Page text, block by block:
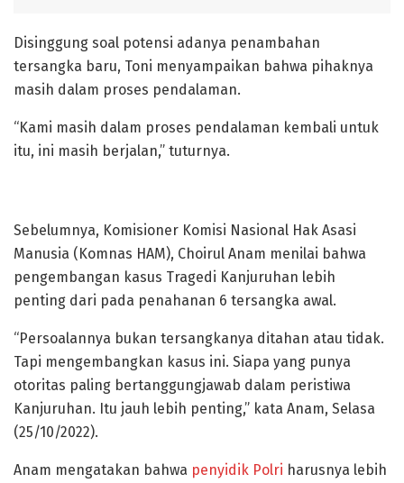
Disinggung soal potensi adanya penambahan
tersangka baru, Toni menyampaikan bahwa pihaknya
masih dalam proses pendalaman.
“Kami masih dalam proses pendalaman kembali untuk
itu, ini masih berjalan,” tuturnya.
Sebelumnya, Komisioner Komisi Nasional Hak Asasi
Manusia (Komnas HAM), Choirul Anam menilai bahwa
pengembangan kasus Tragedi Kanjuruhan lebih
penting dari pada penahanan 6 tersangka awal.
“Persoalannya bukan tersangkanya ditahan atau tidak.
Tapi mengembangkan kasus ini. Siapa yang punya
otoritas paling bertanggungjawab dalam peristiwa
Kanjuruhan. Itu jauh lebih penting,” kata Anam, Selasa
(25/10/2022).
Anam mengatakan bahwa penyidik Polri harusnya lebih